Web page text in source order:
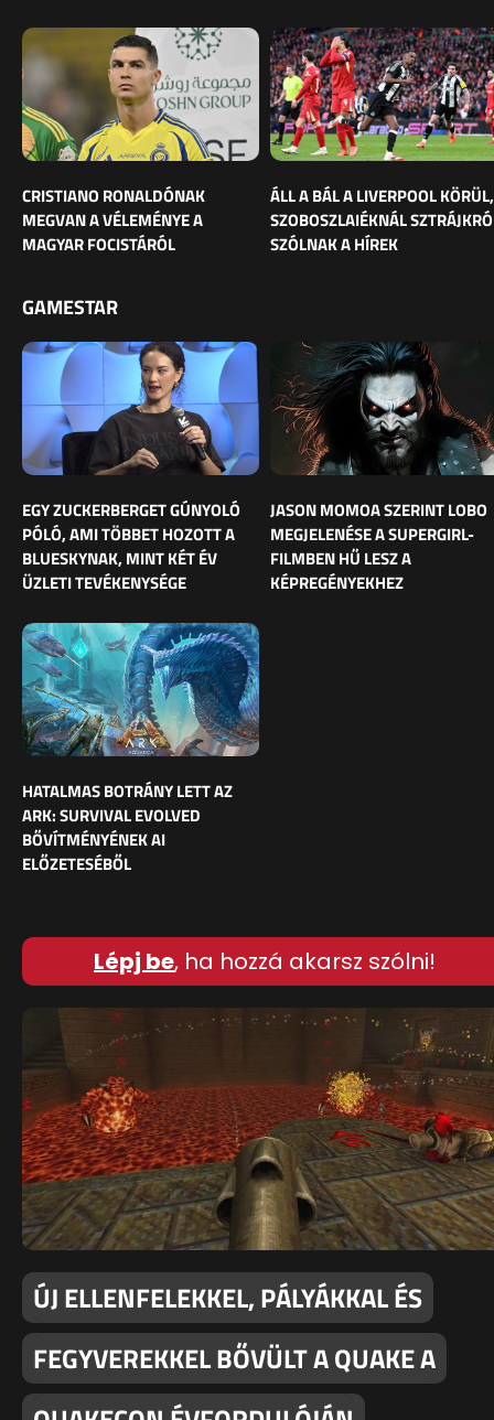
CRISTIANO RONALDÓNAK
MEGVAN A VÉLEMÉNYE A
MAGYAR FOCISTÁRÓL
ÁLL A BÁL A LIVERPOOL KÖRÜL,
SZOBOSZLAIÉKNÁL
SZÓLNAK A HÍREK
GAMESTAR
EGY ZUCKERBERGET GÚNYOLÓ
PÓLÓ, AMI TÖBBET HOZOTT A
BLUESKYNAK, MINT KÉT ÉV
ÜZLETI TEVÉKENYSÉGE
JASON MOMOA SZERINT LOBO
MEGJELENÉSE A SUPERGIRL-
FILMBEN HŰ LESZ A
KÉPREGÉNYEKHEZ
HATALMAS BOTRÁNY LETT AZ
ARK: SURVIVAL EVOLVED
BŐVÍTMÉNYÉNEK AI
ELŐZETESÉBŐL
Lépj be, ha hozzá akarsz szólni!
ÚJ ELLENFELEKKEL, PÁLYÁKKAL ÉS
FEGYVEREKKEL BŐVÜLT A QUAKE A